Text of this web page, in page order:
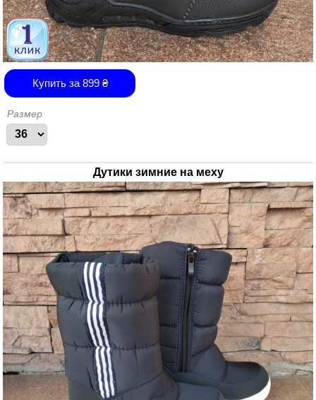
Купить за 899₴
Размер
Дутики зимние на меху